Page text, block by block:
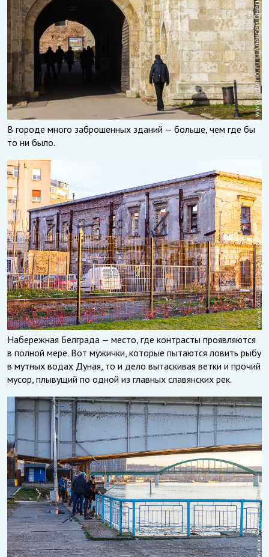
В городе много заброшенных зданий — больше, чем где бы
то ни было.
Набережная Белграда — место, где контрасты проявляются
в полной мере. Вот мужички, которые пытаются ловить рыбу
в мутных водах Дуная, то и дело вытаскивая ветки и прочий
мусор, плывущий по одной из главных славянских рек.